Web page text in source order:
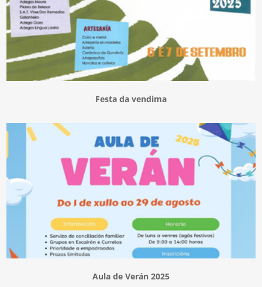
Festa da vendima
Aula de Verán 2025